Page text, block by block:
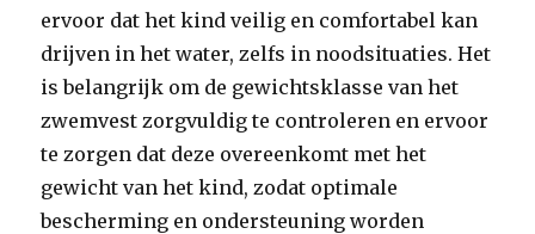
ervoor dat het kind veilig en comfortabel kan
drijven in het water, zelfs in noodsituaties. Het
is belangrijk om de gewichtsklasse van het
zwemvest zorgvuldig te controleren en ervoor
te zorgen dat deze overeenkomt met het
gewicht van het kind, zodat optimale
bescherming en ondersteuning worden